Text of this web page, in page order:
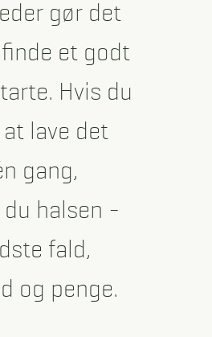
gør det
et godt
Hvis du
lave det
gang,
halsen -
fald,
og penge.